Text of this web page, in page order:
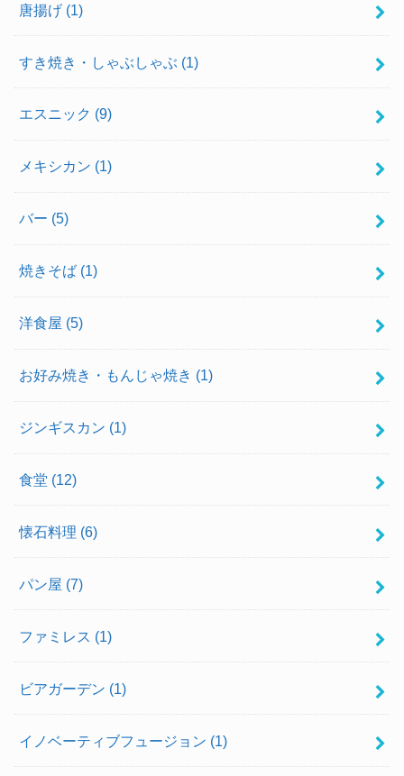
唐揚げ (1)
すき焼き・しゃぶしゃぶ (1)
エスニック (9)
メキシカン (1)
バー (5)
焼きそば (1)
洋食屋 (5)
お好み焼き・もんじゃ焼き (1)
ジンギスカン (1)
食堂 (12)
懐石料理 (6)
パン屋 (7)
ファミレス (1)
ビアガーデン (1)
イノベーティブフュージョン (1)